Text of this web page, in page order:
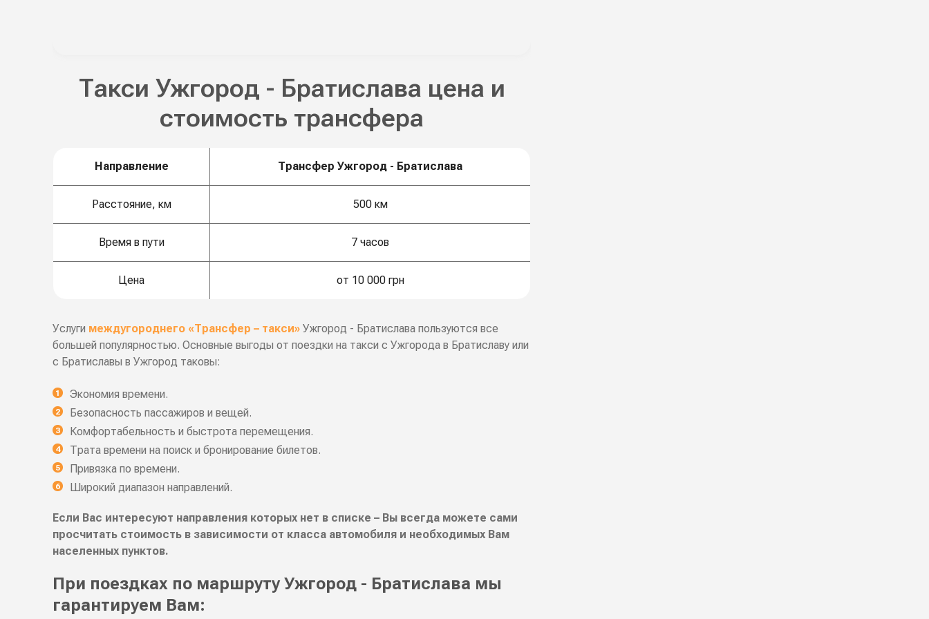
Такси Ужгород - Братислава цена и
стоимость трансфера
Направление Трансфер Ужгород - Братислава
Расстояние, км 500 км
Время в пути 7 часов
Цена от 10 000 грн
Услуги междугороднего «Трансфер – такси» Ужгород - Братислава пользуются все
большей популярностью. Основные выгоды от поездки на такси с Ужгорода в Братиславу или
с Братиславы в Ужгород таковы:
Экономия времени.
Безопасность пассажиров и вещей.
Комфортабельность и быстрота перемещения.
Трата времени на поиск и бронирование билетов.
Привязка по времени.
Широкий диапазон направлений.
Если Вас интересуют направления которых нет в списке – Вы всегда можете сами
просчитать стоимость в зависимости от класса автомобиля и необходимых Вам
населенных пунктов.
При поездках по маршруту Ужгород - Братислава мы
гарантируем Вам: